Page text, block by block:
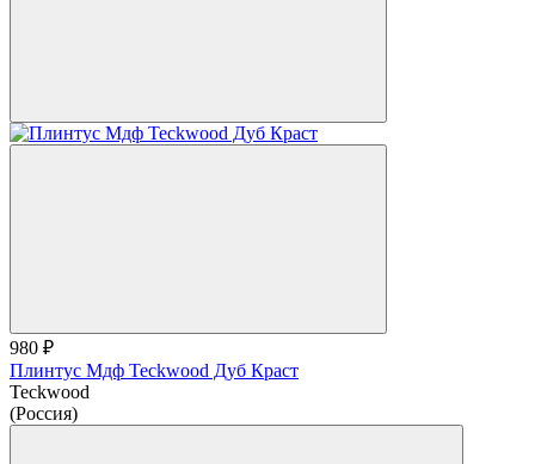
980 ₽
Плинтус Мдф Teckwood Дуб Краст
Teckwood
(Россия)